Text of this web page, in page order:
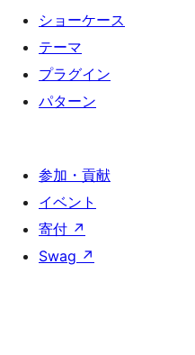
ショーケース
テーマ
プラグイン
パターン
参加・貢献
イベント
寄付 ↗
Swag ↗